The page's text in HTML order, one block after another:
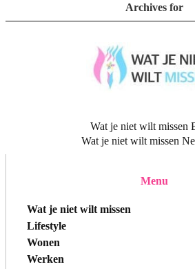
Archives for
Wat je niet wilt missen
Wat je niet wilt missen
Menu
Wat je niet wilt missen
Lifestyle
Wonen
Werken